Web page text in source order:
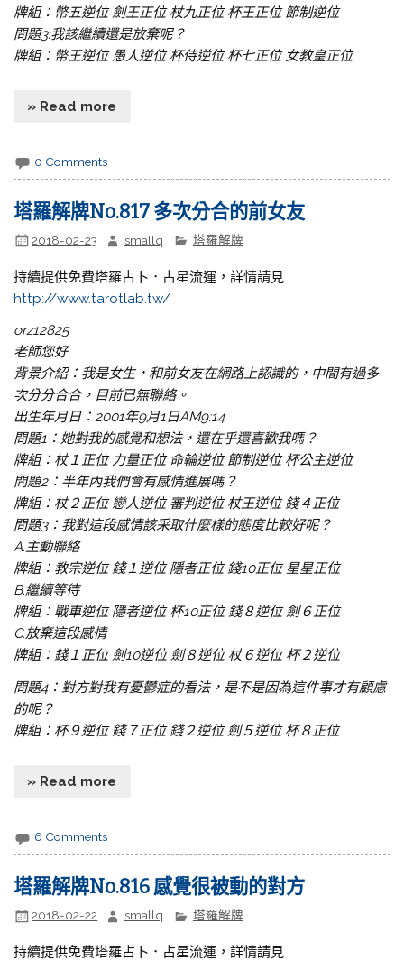
牌組：幣五逆位 劍王正位 杖九正位 杯王正位 節制逆位
問題3:我該繼續還是放棄呢？
牌組：幣王逆位 愚人逆位 杯侍逆位 杯七正位 女教皇正位
» Read more
0 Comments
塔羅解牌No.817 多次分合的前女友
2018-02-23 smallq 塔羅解牌
持續提供免費塔羅占卜．占星流運，詳情請見
http://www.tarotlab.tw/
orz12825
老師您好
背景介紹：我是女生，和前女友在網路上認識的，中間有過多
次分分合合，目前已無聯絡。
出生年月日：2001年9月1日AM9:14
問題1：她對我的感覺和想法，還在乎還喜歡我嗎？
牌組：杖１正位 力量正位 命輪逆位 節制逆位 杯公主逆位
問題2：半年內我們會有感情進展嗎？
牌組：杖２正位 戀人逆位 審判逆位 杖王逆位 錢４正位
問題3：我對這段感情該采取什麼樣的態度比較好呢？
A.主動聯絡
牌組：教宗逆位 錢１逆位 隱者正位 錢10正位 星星正位
B.繼續等待
牌組：戰車逆位 隱者逆位 杯10正位 錢８逆位 劍６正位
C.放棄這段感情
牌組：錢１正位 劍10逆位 劍８逆位 杖６逆位 杯２逆位
問題4：對方對我有憂鬱症的看法，是不是因為這件事才有顧慮
的呢？
牌組：杯９逆位 錢７正位 錢２逆位 劍５逆位 杯８正位
» Read more
6 Comments
塔羅解牌No.816 感覺很被動的對方
2018-02-22 smallq 塔羅解牌
持續提供免費塔羅占卜．占星流運，詳情請見